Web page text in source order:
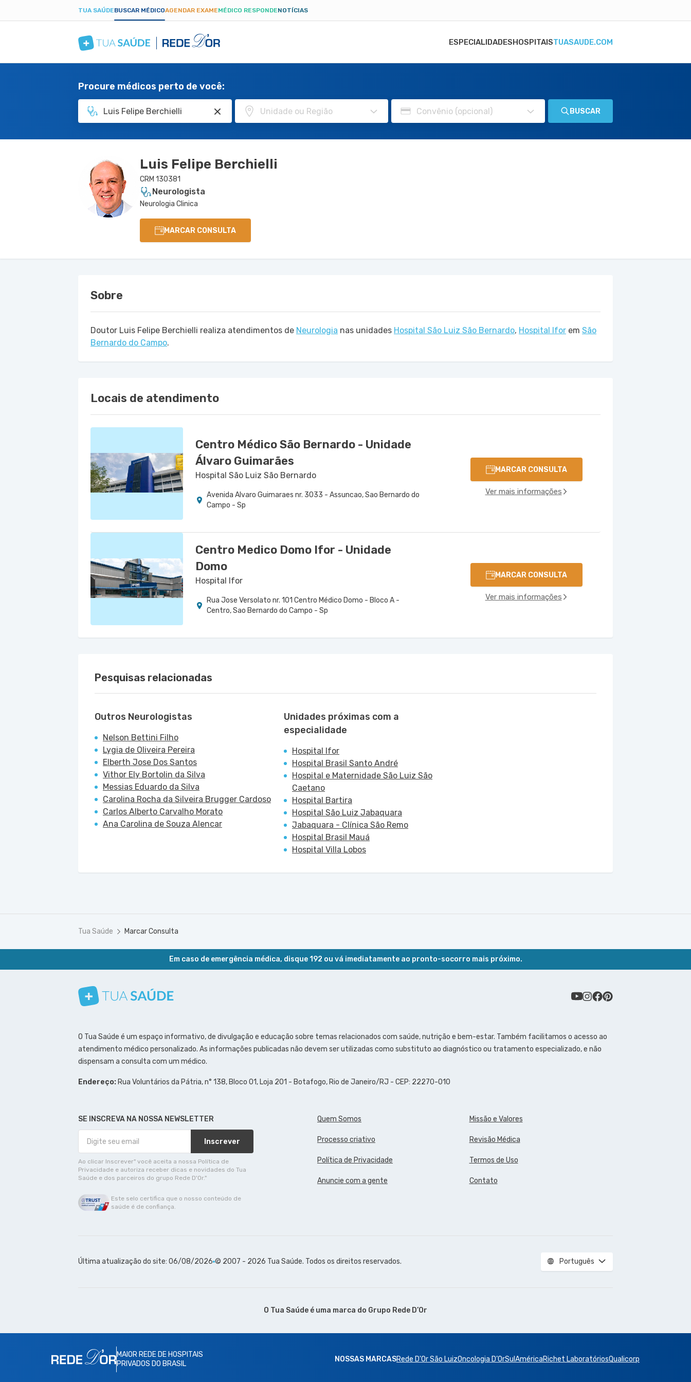
TUA SAÚDEBUSCAR MÉDICOAGENDAR EXAMEMÉDICO RESPONDENOTÍCIAS
ESPECIALIDADESHOSPITAISTUASAUDE.COM
Procure médicos perto de você:
BUSCAR
Luis Felipe Berchielli
CRM 130381
Neurologista
Neurologia Clinica
MARCAR CONSULTA
Sobre
Doutor Luis Felipe Berchielli realiza atendimentos de Neurologia nas unidades Hospital São Luiz São Bernardo, Hospital Ifor em São
Bernardo do Campo.
Locais de atendimento
Centro Médico São Bernardo - Unidade
Álvaro Guimarães
Hospital São Luiz São Bernardo
Avenida Alvaro Guimaraes nr. 3033 - Assuncao, Sao Bernardo do
Campo - Sp
MARCAR CONSULTA
Ver mais informações
Centro Medico Domo Ifor - Unidade
Domo
Hospital Ifor
Rua Jose Versolato nr. 101 Centro Médico Domo - Bloco A -
Centro, Sao Bernardo do Campo - Sp
MARCAR CONSULTA
Ver mais informações
Pesquisas relacionadas
Outros Neurologistas
Nelson Bettini Filho
Lygia de Oliveira Pereira
Elberth Jose Dos Santos
Vithor Ely Bortolin da Silva
Messias Eduardo da Silva
Carolina Rocha da Silveira Brugger Cardoso
Carlos Alberto Carvalho Morato
Ana Carolina de Souza Alencar
Unidades próximas com a
especialidade
Hospital Ifor
Hospital Brasil Santo André
Hospital e Maternidade São Luiz São
Caetano
Hospital Bartira
Hospital São Luiz Jabaquara
Jabaquara - Clínica São Remo
Hospital Brasil Mauá
Hospital Villa Lobos
Tua Saúde Marcar Consulta
Em caso de emergência médica, disque 192 ou vá imediatamente ao pronto-socorro mais próximo.
Conheça nosso canal
Siga a gente no Instagram
Siga a gente no Facebook
Siga a gente no Pinterest
O Tua Saúde é um espaço informativo, de divulgação e educação sobre temas relacionados com saúde, nutrição e bem-estar. Também facilitamos o acesso ao
atendimento médico personalizado. As informações publicadas não devem ser utilizadas como substituto ao diagnóstico ou tratamento especializado, e não
dispensam a consulta com um médico.
Endereço: Rua Voluntários da Pátria, n° 138, Bloco 01, Loja 201 - Botafogo, Rio de Janeiro/RJ - CEP: 22270-010
SE INSCREVA NA NOSSA NEWSLETTER
Inscrever
Ao clicar Inscrever" você aceita a nossa Política de
Privacidade e autoriza receber dicas e novidades do Tua
Saúde e dos parceiros do grupo Rede D'Or."
Quem Somos Missão e Valores
Processo criativo Revisão Médica
Política de Privacidade Termos de Uso
Anuncie com a gente Contato
Este selo certifica que o nosso conteúdo de
saúde é de confiança.
Última atualização do site: 06/08/2026 © 2007 - 2026 Tua Saúde. Todos os direitos reservados. Português
O Tua Saúde é uma marca do Grupo Rede D’Or
MAIOR REDE DE HOSPITAIS
PRIVADOS DO BRASIL
NOSSAS MARCASRede D'Or São LuizOncologia D’OrSulAméricaRichet LaboratóriosQualicorp